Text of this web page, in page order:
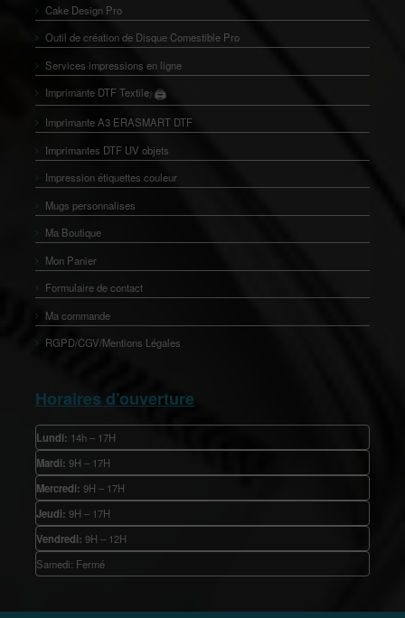
Cake Design Pro
Outil de création de Disque Comestible Pro
Services impressions en ligne
Imprimante DTF Textile 🖨️
👕
Imprimante A3 ERASMART DTF
Imprimantes DTF UV objets
Impression étiquettes couleur
Mugs personnalises
Ma Boutique
Mon Panier
Formulaire de contact
Ma commande
RGPD/CGV/Mentions Légales
Horaires d’ouverture
Lundi: 14h – 17H
Mardi: 9H – 17H
Mercredi: 9H – 17H
Jeudi: 9H – 17H
Vendredi: 9H – 12H
Samedi: Fermé